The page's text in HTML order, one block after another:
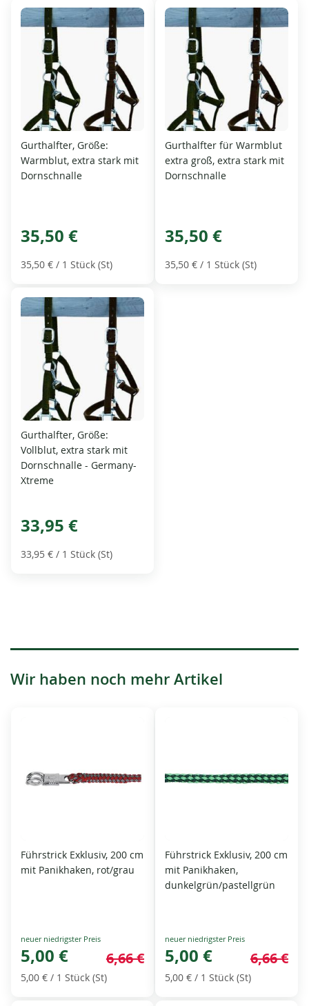
Gurthalfter, Größe:
Warmblut, extra stark mit
Dornschnalle
35,50 €
35,50 € / 1 Stück (St)
Gurthalfter für Warmblut
extra groß, extra stark mit
Dornschnalle
35,50 €
35,50 € / 1 Stück (St)
Gurthalfter, Größe:
Vollblut, extra stark mit
Dornschnalle - Germany-
Xtreme
33,95 €
33,95 € / 1 Stück (St)
Wir haben noch mehr Artikel
Führstrick Exklusiv, 200 cm
mit Panikhaken, rot/grau
Special
Price
5,00 € 6,66 €
5,00 € / 1 Stück (St)
Führstrick Exklusiv, 200 cm
mit Panikhaken,
dunkelgrün/pastellgrün
Special
Price
5,00 € 6,66 €
5,00 € / 1 Stück (St)